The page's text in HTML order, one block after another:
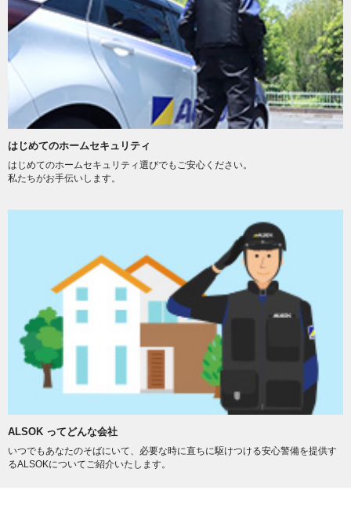
はじめてのホームセキュリティ
はじめてのホームセキュリティ選びでもご安心ください。
私たちがお手伝いします。
ALSOK ってどんな会社
いつでもあなたのそばにいて、必要な時に直ちに駆けつける安心警備を提供す
るALSOKについてご紹介いたします。